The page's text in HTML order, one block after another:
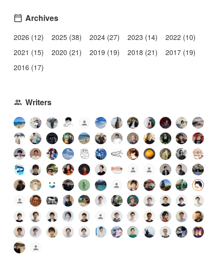
Archives
2026 (12) 2025 (38) 2024 (27) 2023 (14)
2022 (10)
2021 (15)
2020 (21) 2019 (19) 2018 (21)
2017 (19)
2016 (17)
Writers